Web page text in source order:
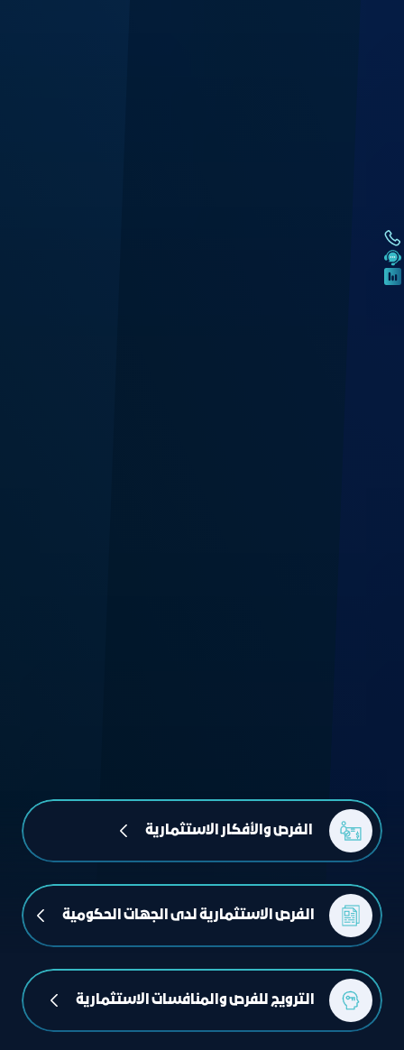
الفرص والأفكار الاستثمارية
الفرص الاستثمارية لدى الجهات الحكومية
الترويج للفرص والمنافسات الاستثمارية